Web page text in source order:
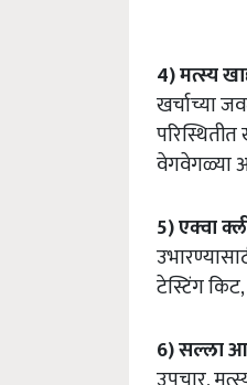
4)मत्स्य
खर्चाच्या
वेगवेगळ्या
5)एक्वा
टेस्टिंग
6)सल्ला